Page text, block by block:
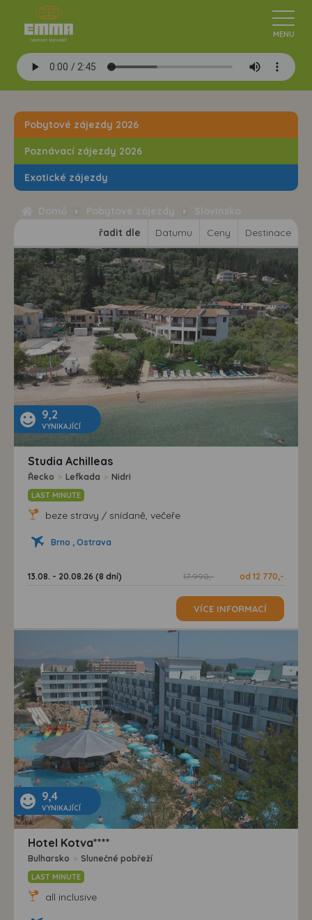
Pobytové zájezdy 2026
Poznávací zájezdy 2026
Exotické zájezdy
řadit dle
Datumu Ceny Destinace
9,2
VYNIKAJÍCÍ
Studia Achilleas
Řecko > Lefkada > Nidri
LAST MINUTE
beze stravy / snídaně, večeře
Brno , Ostrava
13.08. - 20.08.26 (8 dní) 17 990,- od 12 770,-
VÍCE INFORMACÍ
9,4
VYNIKAJÍCÍ
Hotel Kotva****
Bulharsko > Slunečné pobřeží
LAST MINUTE
all inclusive